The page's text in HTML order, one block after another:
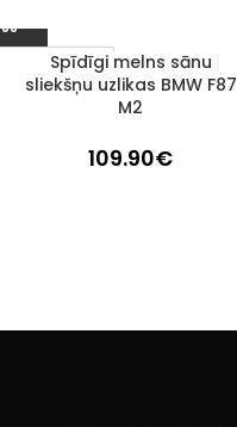
1–3 d. d.
Spīdīgi melns sānu
sliekšņu uzlikas BMW F87
M2
109.90€